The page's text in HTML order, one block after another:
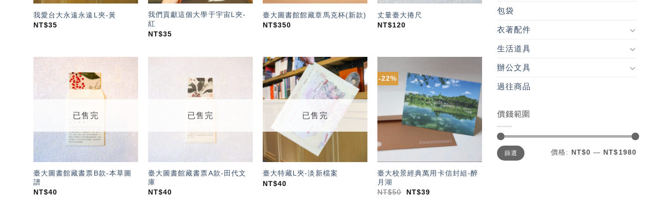
我愛台大永遠永遠L夾-黃
NT$35
我們貢獻這個大學于宇宙L夾-
紅
NT$35
臺大圖書館館藏章馬克杯(新款)
NT$350
丈量臺大捲尺
NT$120
望輕
已售完
臺大圖書館藏書票B款-本草圖
譜
NT$40
已售完
臺大圖書館藏書票A款-田代文
庫
NT$40
加入
「願
望輕
單」
已售完
臺大特藏L夾-淡新檔案
NT$40
-22%
加入
「願
望輕
單」
臺大校景經典萬用卡信封組-醉
月湖
NT$50 NT$39
包袋
衣著配件
生活道具
辦公文具
過往商品
價錢範圍
最
低
價
最
高
價
篩選 價格: NT$0 — NT$1980